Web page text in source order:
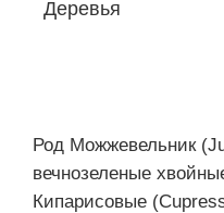
Деревья
Род Можжевельник
вечнозеленые
Кипарисовые